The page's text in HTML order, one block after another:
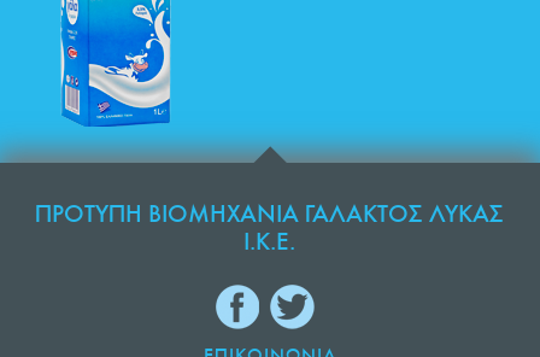
ΠΡΟΤΥΠΗ ΒΙΟΜΗΧΑΝΙΑ ΓΑΛΑΚΤΟΣ ΛΥΚΑΣ
Ι.Κ.Ε.